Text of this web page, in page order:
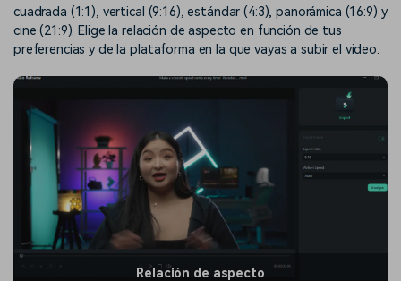
cuadrada (1:1), vertical (9:16), estándar (4:3), panorámica (16:9) y
cine (21:9). Elige la relación de aspecto en función de tus
preferencias y de la plataforma en la que vayas a subir el video.
Relación de aspecto